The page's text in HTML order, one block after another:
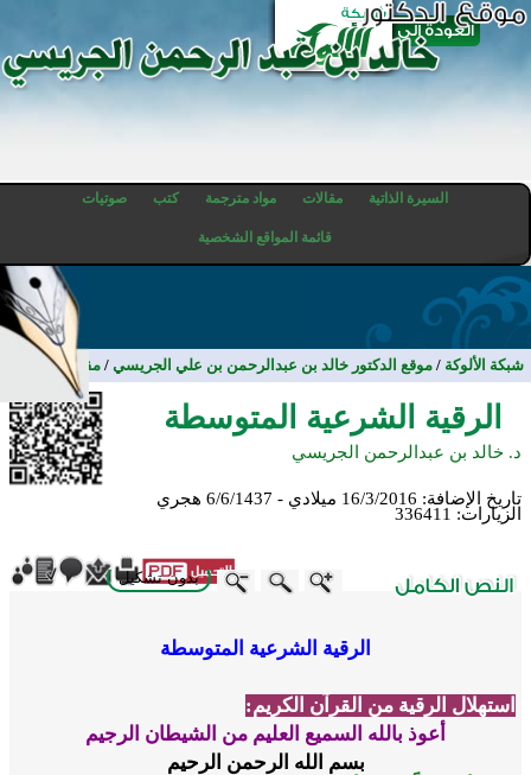
السيرة الذاتية مقالات مواد مترجمة كتب صوتيات
قائمة المواقع الشخصية
شبكة الألوكة / موقع الدكتور خالد بن عبدالرحمن بن علي الجريسي / مقالات
الرقية الشرعية المتوسطة
د. خالد بن عبدالرحمن الجريسي
تاريخ الإضافة: 16/3/2016 ميلادي - 6/6/1437 هجري
الزيارات: 336411
بدون تشكيل
الرقية الشرعية المتوسطة
استهلال الرقية من القرآن الكريم:
أعوذ بالله السميع العليم من الشيطان الرجيم
بسم الله الرحمن الرحيم